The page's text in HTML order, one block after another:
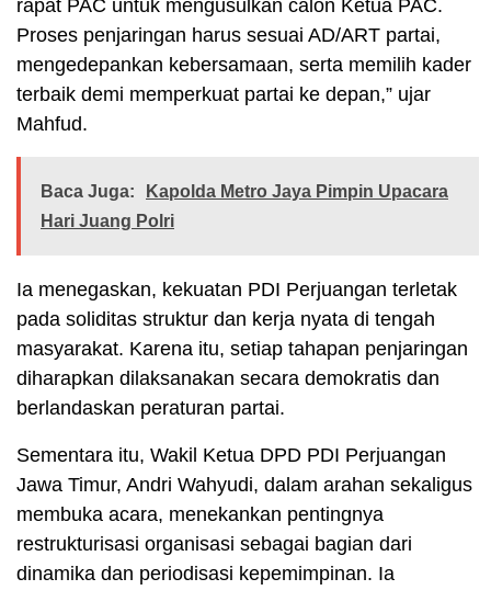
rapat PAC untuk mengusulkan calon Ketua PAC.
Proses penjaringan harus sesuai AD/ART partai,
mengedepankan kebersamaan, serta memilih kader
terbaik demi memperkuat partai ke depan,” ujar
Mahfud.
Baca Juga:
Kapolda Metro Jaya Pimpin Upacara
Hari Juang Polri
Ia menegaskan, kekuatan PDI Perjuangan terletak
pada soliditas struktur dan kerja nyata di tengah
masyarakat. Karena itu, setiap tahapan penjaringan
diharapkan dilaksanakan secara demokratis dan
berlandaskan peraturan partai.
Sementara itu, Wakil Ketua DPD PDI Perjuangan
Jawa Timur, Andri Wahyudi, dalam arahan sekaligus
membuka acara, menekankan pentingnya
restrukturisasi organisasi sebagai bagian dari
dinamika dan periodisasi kepemimpinan. Ia